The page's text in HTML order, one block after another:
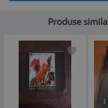
Produse